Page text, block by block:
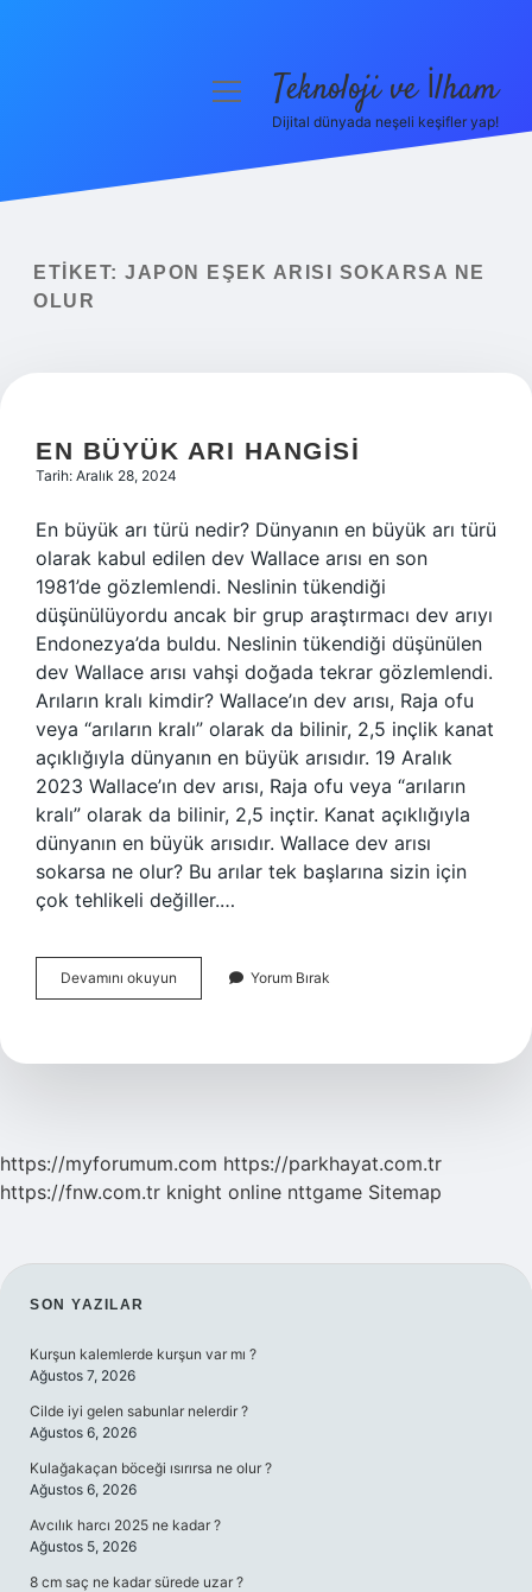
Yasal Uyarı
menüyüTeknoloji ve İlham
Dijital dünyada neşeli keşifler yap!
ETIKET: JAPON EŞEK ARISI SOKARSA NE
OLUR
EN BÜYÜK ARI HANGISI
Tarih: Aralık 28, 2024
En büyük arı türü nedir? Dünyanın en büyük arı türü
olarak kabul edilen dev Wallace arısı en son
1981’de gözlemlendi. Neslinin tükendiği
düşünülüyordu ancak bir grup araştırmacı dev arıyı
Endonezya’da buldu. Neslinin tükendiği düşünülen
dev Wallace arısı vahşi doğada tekrar gözlemlendi.
Arıların kralı kimdir? Wallace’ın dev arısı, Raja ofu
veya “arıların kralı” olarak da bilinir, 2,5 inçlik kanat
açıklığıyla dünyanın en büyük arısıdır. 19 Aralık
2023 Wallace’ın dev arısı, Raja ofu veya “arıların
kralı” olarak da bilinir, 2,5 inçtir. Kanat açıklığıyla
dünyanın en büyük arısıdır. Wallace dev arısı
sokarsa ne olur? Bu arılar tek başlarına sizin için
çok tehlikeli değiller.…
Devamını okuyun
Büyük
Yorum Bırak
https://myforumum.com https://parkhayat.com.tr
https://fnw.com.tr knight online nttgame Sitemap
SIDEBAR
SON YAZILAR
Kurşun kalemlerde kurşun var mı ?
Ağustos 7, 2026
Cilde iyi gelen sabunlar nelerdir ?
Ağustos 6, 2026
Kulağakaçan böceği ısırırsa ne olur ?
Ağustos 6, 2026
Avcılık harcı 2025 ne kadar ?
Ağustos 5, 2026
8 cm saç ne kadar sürede uzar ?